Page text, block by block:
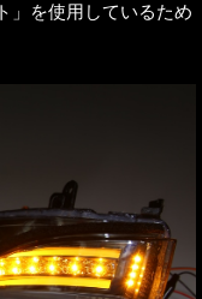
」を使用しているため